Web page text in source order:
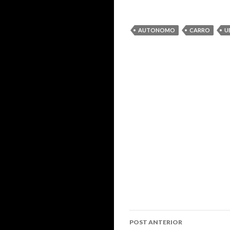
AUTONOMO CARRO
Navegação
POST ANTERIOR